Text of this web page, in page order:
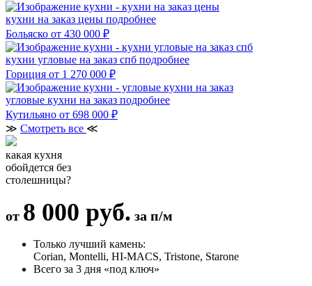
кухни на заказ цены подробнее
Больяско от 430 000 ₽
кухни угловые на заказ спб подробнее
Гориция от 1 270 000 ₽
угловые кухни на заказ подробнее
Кутильяно от 698 000 ₽
≫ Смотреть все ≪
какая кухня
обойдется без
столешницы?
от 8 000 руб. за п/м
Только лучший камень:
Corian, Montelli, HI-MACS, Tristone, Starone
Всего за 3 дня «под ключ»